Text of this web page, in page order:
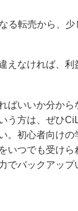
る転売から、
えなければ、
ばいいか分か
う方は、ぜひ
。初心者向けの
いつでも受けら
でバックアッ